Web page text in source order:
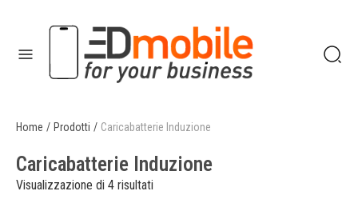
Home / Prodotti / Caricabatterie Induzione
Caricabatterie Induzione
Visualizzazione di 4 risultati